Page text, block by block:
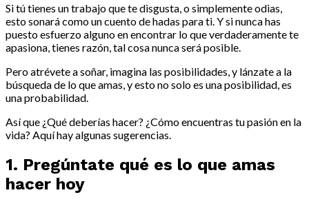
Si tú tienes un trabajo que te disgusta, o simplemente odias,
esto sonará como un cuento de hadas para ti. Y si nunca has
puesto esfuerzo alguno en encontrar lo que verdaderamente te
apasiona, tienes razón, tal cosa nunca será posible.
Pero atrévete a soñar, imagina las posibilidades, y lánzate a la
búsqueda de lo que amas, y esto no solo es una posibilidad, es
una probabilidad.
Así que ¿Qué deberías hacer? ¿Cómo encuentras tu pasión en la
vida? Aquí hay algunas sugerencias.
1. Pregúntate qué es lo que amas
hacer hoy